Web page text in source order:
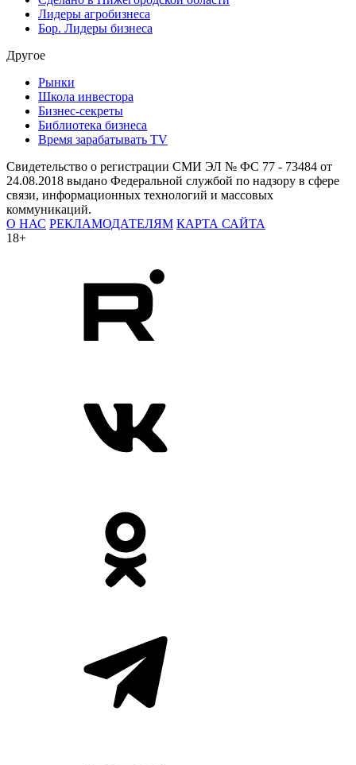
Лидеры агробизнеса
Бор. Лидеры бизнеса
Другое
Рынки
Школа инвестора
Бизнес-секреты
Библиотека бизнеса
Время зарабатывать TV
Свидетельство о регистрации СМИ ЭЛ № ФС 77 - 73484 от
24.08.2018 выдано Федеральной службой по надзору в сфере
связи, информационных технологий и массовых
коммуникаций.
О НАС РЕКЛАМОДАТЕЛЯМ КАРТА САЙТА
18+